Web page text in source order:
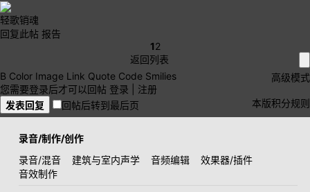
轻歌销魂
回复此帖 报告
12
返回列表
高级模式
B Color Image Link Quote Code Smilies
您需要登录后才可以回帖 登录
注册
本版积分规则
发表回复 回帖后转到最后页
录音/制作/创作
录音/混音
建筑与室内声学 音频编辑
效果器/插件
音效制作